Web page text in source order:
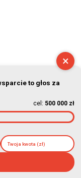
×
to głos za
cel: 500 000 zł